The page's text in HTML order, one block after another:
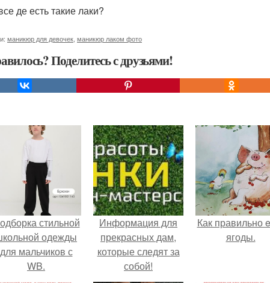
де есть такие лаки?
маникюр для девочек маникюр лаком фото
Поделитесь с друзьями!
стильной
одежды
для мальчиков с
WB.
Информация для
прекрасных дам,
которые следят за
собой!
Как правильно
ягоды.